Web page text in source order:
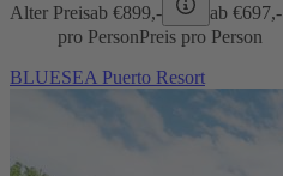
Alter Preisab €899,- ab €697,-
pro PersonPreis pro Person
BLUESEA Puerto Resort